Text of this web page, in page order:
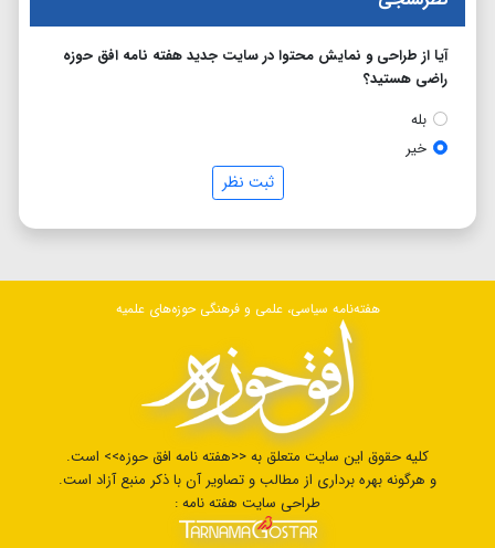
آیا از طراحی و نمایش محتوا در سایت جدید هفته نامه افق حوزه
راضی هستید؟
بله
خیر
ثبت نظر
هفته‌نامه سیاسی، علمی و فرهنگی حوزه‌های علمیه
کلیه حقوق این سایت متعلق به <<هفته نامه افق حوزه>> است.
و هرگونه بهره برداری از مطالب و تصاویر آن با ذکر منبع آزاد است.
طراحی سایت هفته نامه :